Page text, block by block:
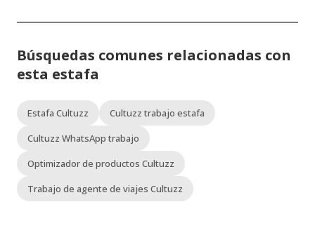
Búsquedas comunes relacionadas con
esta estafa
Estafa Cultuzz
Cultuzz trabajo estafa
Cultuzz WhatsApp trabajo
Optimizador de productos Cultuzz
Trabajo de agente de viajes Cultuzz